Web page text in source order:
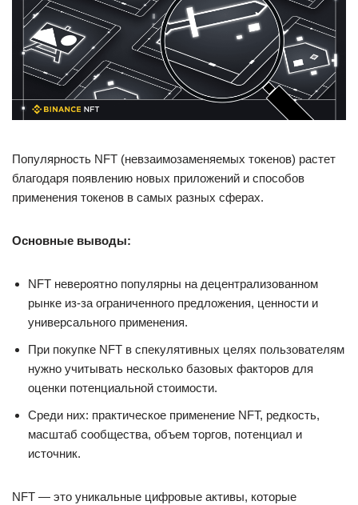
Популярность NFT (невзаимозаменяемых токенов) растет
благодаря появлению новых приложений и способов
применения токенов в самых разных сферах.
Основные выводы:
NFT невероятно популярны на децентрализованном
рынке из-за ограниченного предложения, ценности и
универсального применения.
При покупке NFT в спекулятивных целях пользователям
нужно учитывать несколько базовых факторов для
оценки потенциальной стоимости.
Среди них: практическое применение NFT, редкость,
масштаб сообщества, объем торгов, потенциал и
источник.
NFT — это уникальные цифровые активы, которые